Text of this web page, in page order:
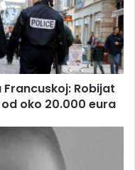
Francuskoj: Robijat
oko 20.000 eura